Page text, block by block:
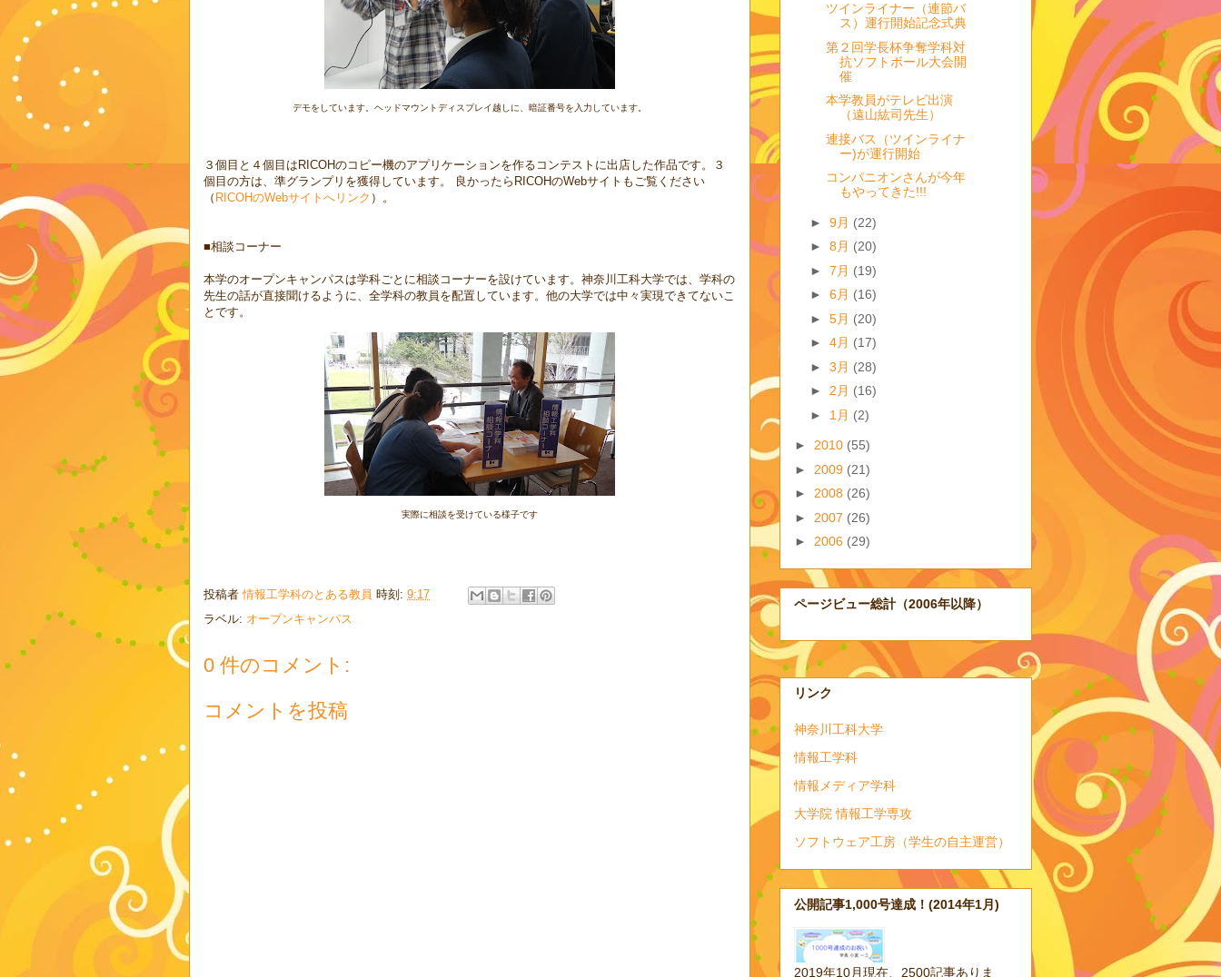
デモをしています。ヘッドマウントディスプレイ越しに、暗証番号を入力しています。
３個目と４個目はRICOHのコピー機のアプリケーションを作るコンテストに出店した作品です。３
個目の方は、準グランプリを獲得しています。 良かったらRICOHのWebサイトもご覧ください
（ RICOHのWebサイトへリンク ）。
■相談コーナー
本学のオープンキャンパスは学科ごとに相談コーナーを設けています。神奈川工科大学では、学科の
先生の話が直接聞けるように、全学科の教員を配置しています。他の大学では中々実現できてないこ
とです。
実際に相談を受けている様子です
投稿者情報工学科のとある教員 時刻: 9:17
ラベル: オープンキャンパス
0 件のコメント:
コメントを投稿
ツインライナー（連節バ
ス）運行開始記念式典
第２回学長杯争奪学科対
抗ソフトボール大会開
催
本学教員がテレビ出演
（遠山紘司先生）
連接バス（ツインライナ
ー)が運行開始
コンパニオンさんが今年
もやってきた!!!
► 9月 (22)
► 8月 (20)
► 7月 (19)
► 6月 (16)
► 5月 (20)
► 4月 (17)
► 3月 (28)
► 2月 (16)
► 1月 (2)
► 2010 (55)
► 2009 (21)
► 2008 (26)
► 2007 (26)
► 2006 (29)
ページビュー総計（2006年以降）
リンク
神奈川工科大学
情報工学科
情報メディア学科
大学院 情報工学専攻
ソフトウェア工房（学生の自主運営）
公開記事1,000号達成！(2014年1月)
2019年10月現在、2500記事ありま